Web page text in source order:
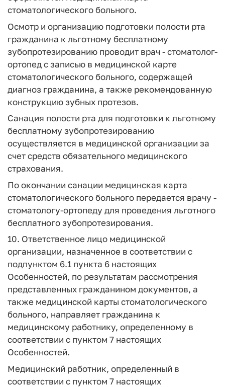
стоматологического больного.
Осмотр и организацию подготовки полости рта
гражданина к льготному бесплатному
зубопротезированию проводит врач - стоматолог-
ортопед с записью в медицинской карте
стоматологического больного, содержащей
диагноз гражданина, а также рекомендованную
конструкцию зубных протезов.
Санация полости рта для подготовки к льготному
бесплатному зубопротезированию
осуществляется в медицинской организации за
счет средств обязательного медицинского
страхования.
По окончании санации медицинская карта
стоматологического больного передается врачу -
стоматологу-ортопеду для проведения льготного
бесплатного зубопротезирования.
10. Ответственное лицо медицинской
организации, назначенное в соответствии с
подпунктом 6.1 пункта 6 настоящих
Особенностей, по результатам рассмотрения
представленных гражданином документов, а
также медицинской карты стоматологического
больного, направляет гражданина к
медицинскому работнику, определенному в
соответствии с пунктом 7 настоящих
Особенностей.
Медицинский работник, определенный в
соответствии с пунктом 7 настоящих